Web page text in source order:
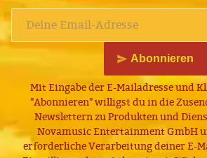
Abonnieren
Mit Eingabe der E-Mailadresse und
"Abonnieren" willigst du in die
Newslettern zu Produkten und
Novamusic Entertainment GmbH
erforderliche Verarbeitung deiner E-